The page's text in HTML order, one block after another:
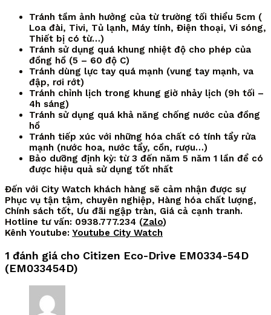
Tránh tầm ảnh hưởng của từ trường tối thiểu 5cm (
Loa đài, Tivi, Tủ lạnh, Máy tính, Điện thoại, Vi sóng,
Thiết bị có từ…)
Tránh sử dụng quá khung nhiệt độ cho phép của
đồng hồ (5 – 60 độ C)
Tránh dùng lực tay quá mạnh (vung tay mạnh, va
đập, rơi rớt)
Tránh chỉnh lịch trong khung giờ nhảy lịch (9h tối –
4h sáng)
Tránh sử dụng quá khả năng chống nước của đồng
hồ
Tránh tiếp xúc với những hóa chất có tính tẩy rửa
mạnh (nước hoa, nước tẩy, cồn, rượu…)
Bảo dưỡng định kỳ: từ 3 đến năm 5 năm 1 lần để có
được hiệu quả sử dụng tốt nhất
Đến với City Watch khách hàng sẽ cảm nhận được sự
Phục vụ tận tậm, chuyên nghiệp, Hàng hóa chất lượng,
Chính sách tốt, Ưu đãi ngập tràn, Giá cả cạnh tranh.
Hotline tư vấn: 0938.777.234 (Zalo)
Kênh Youtube: Youtube City Watch
1 đánh giá cho Citizen Eco-Drive EM0334-54D
(EM033454D)